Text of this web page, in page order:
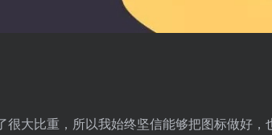
大比重，所以我始终坚信能够把图标做好，